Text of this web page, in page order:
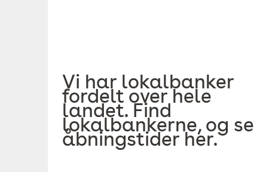
Vi har lokalbanker
fordelt over hele
landet. Find
lokalbankerne, og se
åbningstider her.